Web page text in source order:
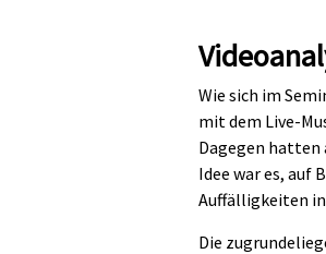
Wie sich im
mit dem Live-
Dagegen hatten
Idee war es, auf
Auffälligkeiten
Die